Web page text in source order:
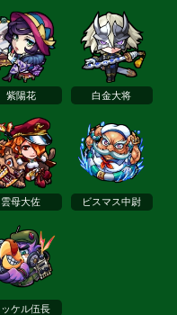
紫陽花 白金大将
雲母大佐 ビスマス中尉
ッケル伍長